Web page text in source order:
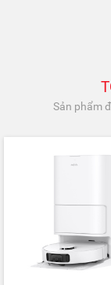
Sản phẩm